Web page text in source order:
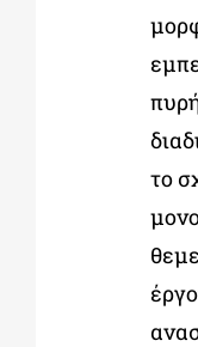
το